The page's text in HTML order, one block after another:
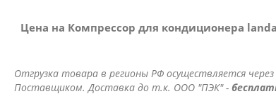
Цена на Компрессор для кондиционера landa
Отгрузка товара в регионы РФ осуществляется
Поставщиком. Доставка до т.к. ООО "ПЭК" -